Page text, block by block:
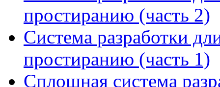
простиранию (часть 2)
Система разработки
простиранию (часть 1)
Сплошная система